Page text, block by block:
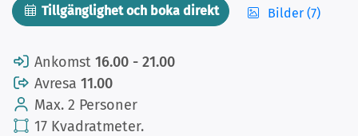
Tillgänglighet och boka direkt Bilder (7)
Ankomst 16.00 - 21.00
Avresa 11.00
Max. 2 Personer
17 Kvadratmeter.